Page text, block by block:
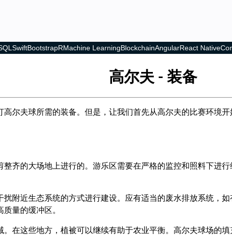
SwiftBootstrapRMachine LearningBlockchainAngularReact Native
高尔夫 - 装备
尔夫球所需的装备。但是，让我们首先从高尔夫的比赛环境开
整齐的大场地上进行的。游乐区需要在严格的监控和照料下进
扰附近生态系统的方式进行建设。应有适当的废水排放系统，
量的缓冲区。
。在这些地方，植被可以继续有助于农业平衡。高尔夫球场的